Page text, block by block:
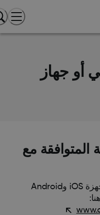
جهاز
مع
تتوافق مجموعة متنوعة من أجهزة iOS وAndroid